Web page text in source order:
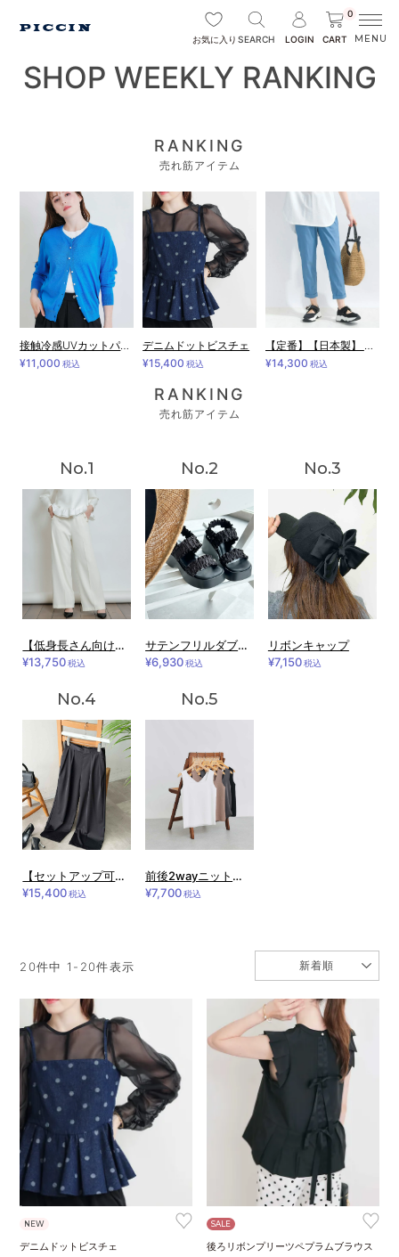
お気に入り SEARCH LOGIN
0
CART
SHOP WEEKLY RANKING
RANKING
売れ筋アイテム
接触冷感UVカットパールボタンシアーカーディガン
¥11,000 税込
デニムドットビスチェ
¥15,400 税込
【定番】【日本製】 ストレッチ ウエストギャザーパンツ
¥14,300 税込
RANKING
売れ筋アイテム
【低身長さん向け】ハイウエスト センタープレス ポケットパールワイドパンツ
¥13,750税込
サテンフリルダブルストラップサンダル
¥6,930税込
リボンキャップ
¥7,150税込
【セットアップ可能】ツータックワイドパンツ
¥15,400税込
前後2wayニットタンクトップ
¥7,700税込
新着順
20件中 1 - 20件表示
♥
NEW
デニムドットビスチェ
♥
SALE
後ろリボンプリーツペプラムブラウス